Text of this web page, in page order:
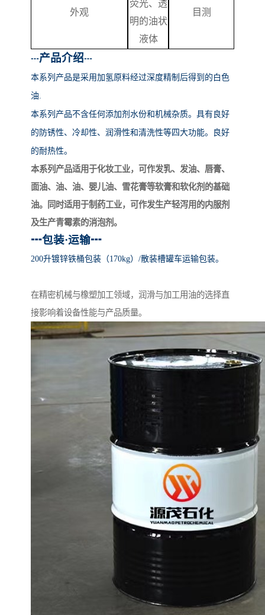
外观
荧光、透
明的油状
液体
目测
┅产品介绍┅
本系列产品是采用加氢原料经过深度精制后得到的白色
油.
本系列产品不含任何添加剂水份和机械杂质。具有良好
的防锈性、冷却性、润滑性和清洗性等四大功能。良好
的耐热性。
本系列产品适用于化妆工业，可作发乳、发油、唇膏、
面油、油、油、婴儿油、雪花膏等软膏和软化剂的基础
油。同时适用于制药工业，可作发生产轻泻用的内服剂
及生产青霉素的消泡剂。
┅包装·运输┅
200升镀锌铁桶包装（170kg）/散装槽罐车运输包装。
在精密机械与橡塑加工领域，润滑与加工用油的选择直
接影响着设备性能与产品质量。